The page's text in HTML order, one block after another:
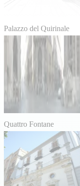
Palazzo del Quirinale
Quattro Fontane